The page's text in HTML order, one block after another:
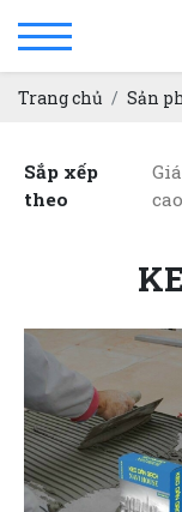
Trang chủ Sản
Sắp xếp
theo
cao